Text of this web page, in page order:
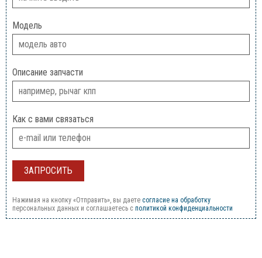
Модель
Описание запчасти
Как с вами связаться
Нажимая на кнопку «Отправить», вы даете согласие на обработку
персональных данных и соглашаетесь c политикой конфиденциальности